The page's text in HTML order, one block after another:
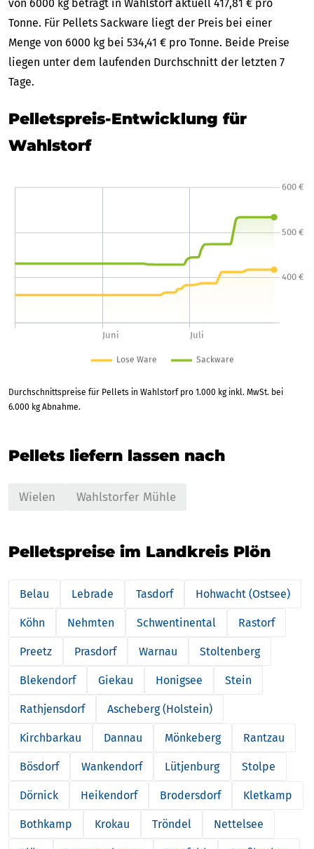
von 6000 kg beträgt in Wahlstorf aktuell 417,81 € pro
Tonne. Für Pellets Sackware liegt der Preis bei einer
Menge von 6000 kg bei 534,41 € pro Tonne. Beide Preise
liegen unter dem laufenden Durchschnitt der letzten 7
Tage.
Pelletspreis-Entwicklung für
Wahlstorf
Durchschnittspreise für Pellets in Wahlstorf pro 1.000 kg inkl. MwSt. bei
6.000 kg Abnahme.
Pellets liefern lassen nach
Wielen Wahlstorfer Mühle
Pelletspreise im Landkreis Plön
Belau Lebrade Tasdorf Hohwacht (Ostsee)
Köhn Nehmten Schwentinental Rastorf
Preetz Prasdorf Warnau Stoltenberg
Blekendorf Giekau Honigsee Stein
Rathjensdorf Ascheberg (Holstein)
Kirchbarkau Dannau Mönkeberg Rantzau
Bösdorf Wankendorf Lütjenburg Stolpe
Dörnick Heikendorf Brodersdorf Kletkamp
Bothkamp Krokau Tröndel Nettelsee